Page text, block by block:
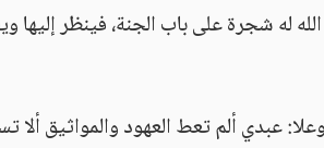
له شجرة على باب الجنة، فينظر
عبدي ألم تعط العهود والمواثيق ألا